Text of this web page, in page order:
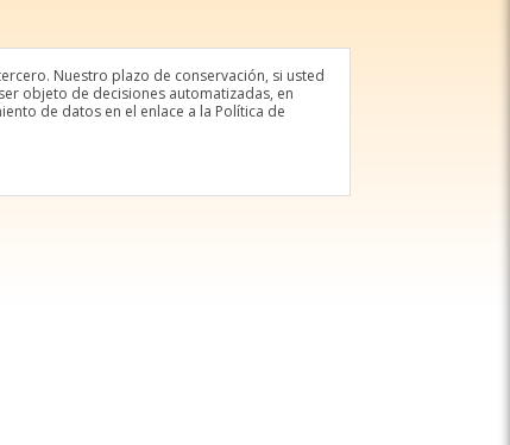
Nuestro plazo de conservación, si usted
objeto de decisiones automatizadas, en
de datos en el enlace a la Política de